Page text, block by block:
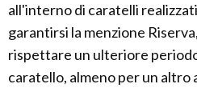
all'interno di caratelli
garantirsi la menzione
rispettare un ulteriore
caratello, almeno per un altro